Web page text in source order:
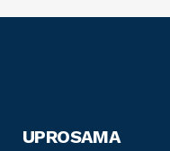
UPROSAMA